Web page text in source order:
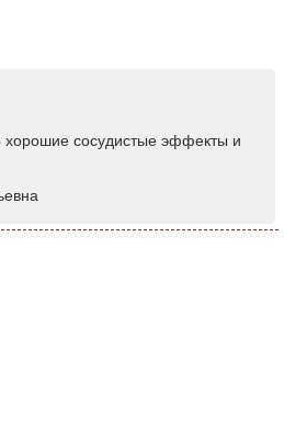
сосудистые эффекты и